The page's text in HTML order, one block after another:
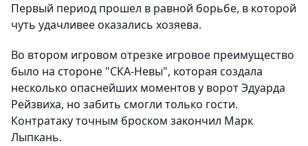
Первый период прошел в равной борьбе, в которой
чуть удачливее оказались хозяева.
Во втором игровом отрезке игровое преимущество
было на стороне "СКА-Невы", которая создала
несколько опаснейших моментов у ворот Эдуарда
Рейзвиха, но забить смогли только гости.
Контратаку точным броском закончил Марк
Лыпкань.